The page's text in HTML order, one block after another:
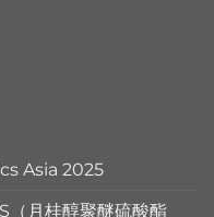
Asia 2025
（月桂醇聚醚硫酸酯